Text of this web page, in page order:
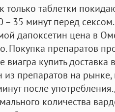
только таблетки
35 минут перед
дапоксетин цена в
Покупка препаратов
виагра купить
из препаратов на
после
количества